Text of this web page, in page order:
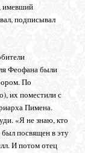
имевший
подписывал
Феофана были
По
их поместили с
Пимена.
«Я не знаю, кто
посвящен в эту
И потом отец